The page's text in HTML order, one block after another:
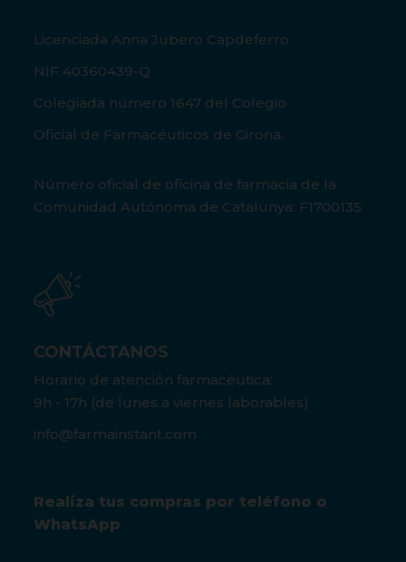
Licenciada Anna Jubero Capdeferro
NIF 40360439-Q
Colegiada número 1647 del Colegio
Oficial de Farmacéuticos de Girona.
Número oficial de oficina de farmacia de la
Comunidad Autónoma de Catalunya: F1700135
CONTÁCTANOS
Horario de atención farmacéutica:
9h - 17h (de lunes a viernes laborables)
info@farmainstant.com
Realiza tus compras por teléfono o
WhatsApp